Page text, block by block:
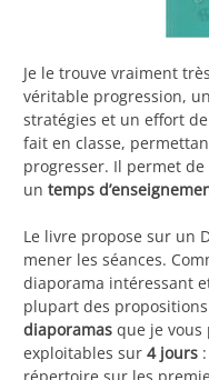
Je le trouve vraiment
véritable progression,
stratégies et un effort
fait en classe,
progresser. Il permet
un temps
Le livre propose sur un
mener les séances.
diaporama intéressant
plupart des
diaporamas que je vous
exploitables sur 4 jours